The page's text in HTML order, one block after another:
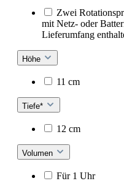
Zwei
mit Netz- oder
Lieferumfang
Höhe
11 cm
Tiefe*
12 cm
Volumen
Für 1 Uhr